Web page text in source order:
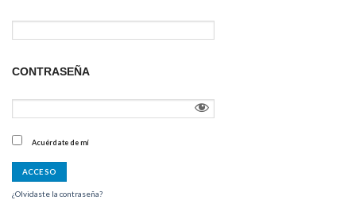
CONTRASEÑA
Acuérdate de mí
¿Olvidaste la contraseña?